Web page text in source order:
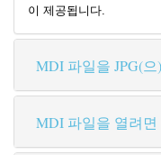
이 제공됩니다.
MDI 파일을 JPG(
MDI 파일을 열려